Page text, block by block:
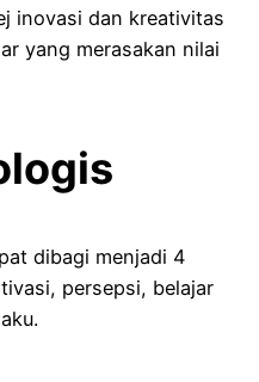
inovasi dan kreativitas
yang merasakan nilai
dibagi menjadi 4
persepsi, belajar